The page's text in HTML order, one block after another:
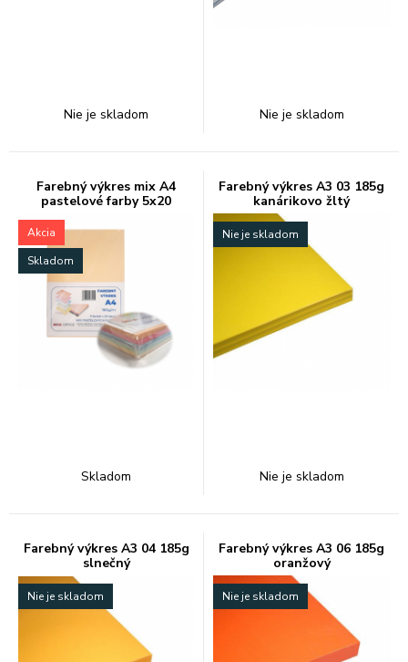
Nie je skladom Nie je skladom
Farebný výkres mix A4
pastelové farby 5x20
Akcia
Skladom
Skladom
Farebný výkres A3 03 185g
kanárikovo žltý
Nie je skladom
Nie je skladom
Farebný výkres A3 04 185g
slnečný
Nie je skladom
Farebný výkres A3 06 185g
oranžový
Nie je skladom